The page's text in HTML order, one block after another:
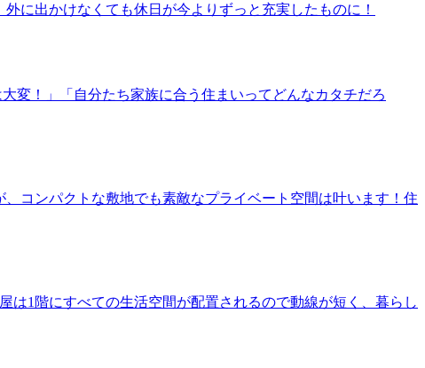
に出かけなくても休日が今よりずっと充実したものに！
変！」「自分たち家族に合う住まいってどんなカタチだろ
コンパクトな敷地でも素敵なプライベート空間は叶います！住
1階にすべての生活空間が配置されるので動線が短く、暮らし